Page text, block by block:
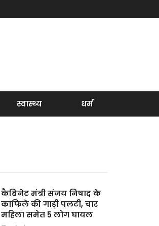
स्वास्थ्य धर्म
कैबिनेट मंत्री संजय निषाद के
काफिले की गाड़ी पलटी, चार
महिला समेत 5 लोग घायल